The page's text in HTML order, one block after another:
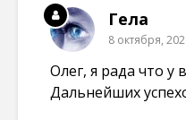
Гела
8 октября,
Олег, я рада что у
Дальнейших